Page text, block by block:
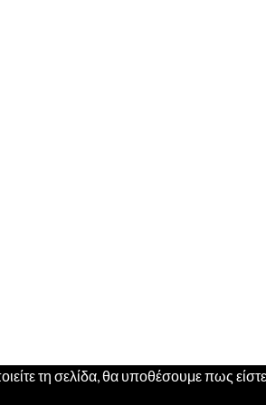
τη σελίδα, θα υποθέσουμε πως